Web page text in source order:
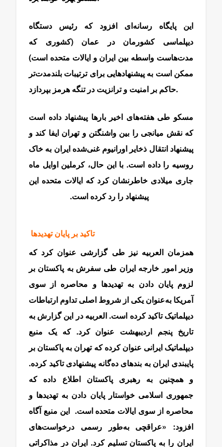
این پایگاه رسانه‌ای افزود که رئیس دستگاه
دیپلماسی کشورمان در عمان (کشوری که
مدت‌هاست واسطه بین ایران و ایالات متحده است)
ممکن است به پیشنهادهایی برای ترتیبات بلندمدت‌تر
حاکم بر امنیت و ترانزیت در تنگه هرمز بپردازد.
مسکو طی هفته‌های اخیر بارها پیشنهاد داده است
که نقش میانجی را بین واشنگتن و تهران ایفا کند و
پیشنهاد انتقال ذخایر اورانیوم غنی‌شده ایران به خاک
روسیه را داده است. با این حال، کرملین اوایل ماه
جاری میلادی خاطرنشان کرد که ایالات متحده این
پیشنهاد را رد کرده است.
تاکید بر پایان تهدیدها
همزمان العربیه نیز طی گزارشی عنوان کرد که
وزیر امور خارجه ایران طی سفرش به پاکستان بر
لزوم پایان دادن به تهدیدها و محاصره از سوی
آمریکا به‌عنوان یکی از شروط اصلی تداوم ارتباطات
دیپلماتیک تاکید کرده است. العربیه در این گزارش به
تاریخ پنجم اردیبهشت عنوان کرد. که یک منبع
دیپلماتیک ایرانی عنوان کرده که تهران به پاکستان بر
پایبندی ایران به بندهای ده‌گانه پیشنهادی تاکید کرده.
و همچنین به رهبری پاکستان اطلاع داده که
جمهوری اسلامی خواستار پایان دادن به تهدیدها و
محاصره از سوی ایالات متحده است. این منبع آگاه
افزود: «‌عراقچی به‌طور رسمی درخواست‌های
ایران را به پاکستان تسلیم کرد. ایران در مذاکراتی